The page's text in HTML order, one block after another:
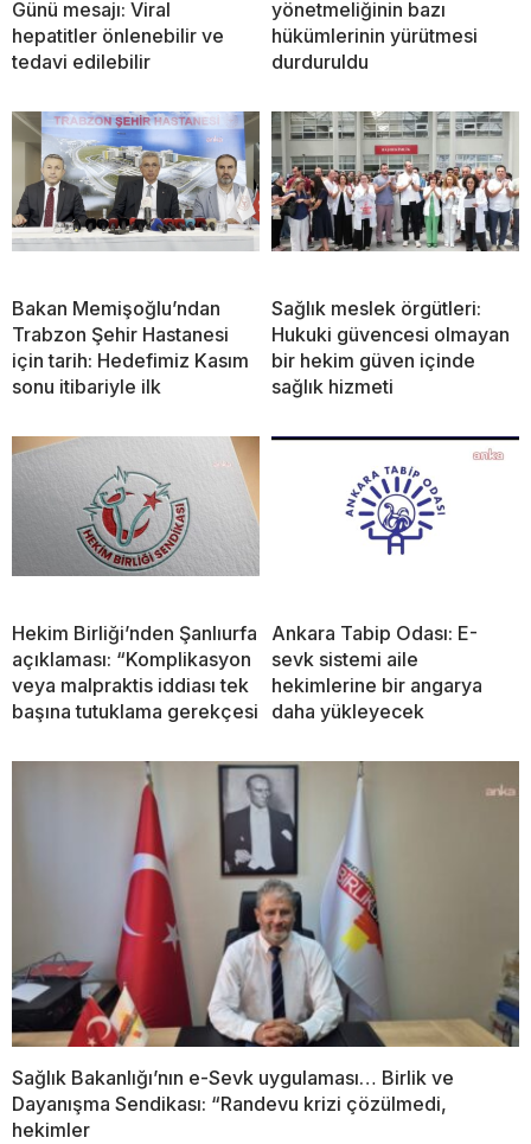
Günü mesajı: Viral
hepatitler önlenebilir ve
tedavi edilebilir
yönetmeliğinin bazı
hükümlerinin yürütmesi
durduruldu
Bakan Memişoğlu’ndan
Trabzon Şehir Hastanesi
için tarih: Hedefimiz Kasım
sonu itibariyle ilk
Sağlık meslek örgütleri:
Hukuki güvencesi olmayan
bir hekim güven içinde
sağlık hizmeti
Hekim Birliği’nden Şanlıurfa
açıklaması: “Komplikasyon
veya malpraktis iddiası tek
başına tutuklama gerekçesi
Ankara Tabip Odası: E-
sevk sistemi aile
hekimlerine bir angarya
daha yükleyecek
Sağlık Bakanlığı’nın e-Sevk uygulaması… Birlik ve
Dayanışma Sendikası: “Randevu krizi çözülmedi,
hekimler